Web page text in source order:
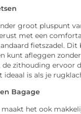
groot pluspunt
met een
fietszadel. Dit
kunt afleggen
de zithouding ervoor
ideaal is als je
Bagage
maakt het ook